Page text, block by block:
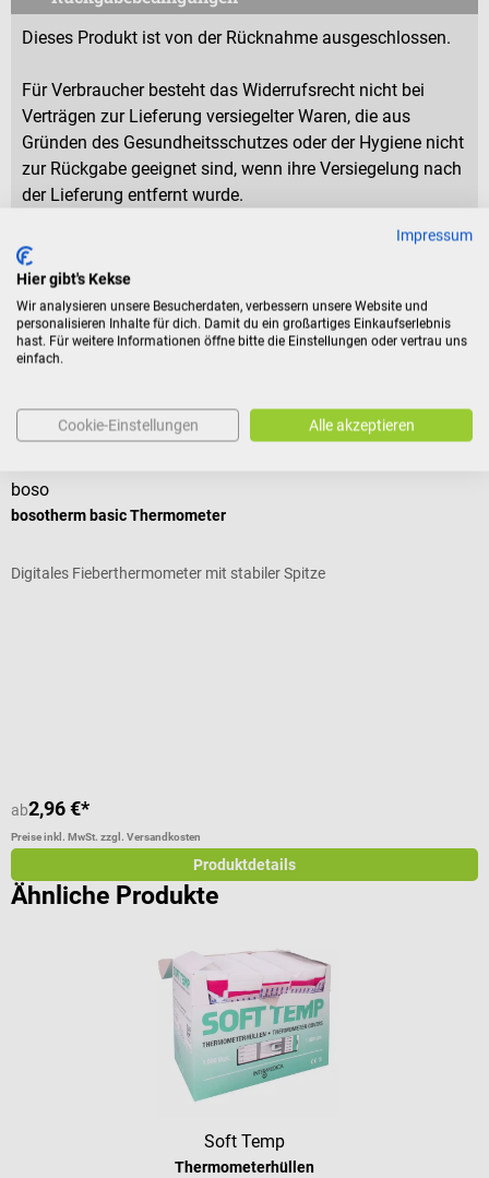
Dieses Produkt ist von der Rücknahme ausgeschlossen.
Für Verbraucher besteht das Widerrufsrecht nicht bei
Verträgen zur Lieferung versiegelter Waren, die aus
Gründen des Gesundheitsschutzes oder der Hygiene nicht
zur Rückgabe geeignet sind, wenn ihre Versiegelung nach
der Lieferung entfernt wurde.
Produktidentifikation
Bewertungen
Kunden kauften auch
boso
bosotherm basic Thermometer
Digitales Fieberthermometer mit stabiler Spitze
ab2,96 €*
Preise inkl. MwSt. zzgl. Versandkosten
Produktdetails
Ähnliche Produkte
Soft Temp
Thermometerhüllen
Impressum
Hier gibt's Kekse
Wir analysieren unsere Besucherdaten, verbessern unsere Website und
personalisieren Inhalte für dich. Damit du ein großartiges Einkaufserlebnis
hast. Für weitere Informationen öffne bitte die Einstellungen oder vertrau uns
einfach.
Cookie-Einstellungen Alle akzeptieren